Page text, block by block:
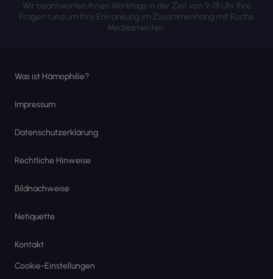
Was ist Hämophilie?
Impressum
Datenschutzerklärung
Rechtliche Hinweise
Bildnachweise
Netiquette
Kontakt
Cookie-Einstellungen
Wir beantworten Ihnen Werktags in der Zeit von 9-18 Uhr Ihre
Fragen rund um Ihre Erkrankung im Zusammenhang mit Roche
Medikamenten.